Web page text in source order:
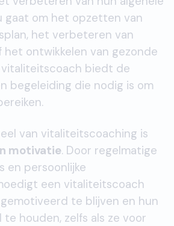
gaat om het opzetten van
het verbeteren van
het ontwikkelen van gezonde
biedt de
begeleiding die nodig is om
van vitaliteitscoaching is
motivatie. Door regelmatige
en persoonlijke
een vitaliteitscoach
te blijven en hun
te houden, zelfs als ze voor